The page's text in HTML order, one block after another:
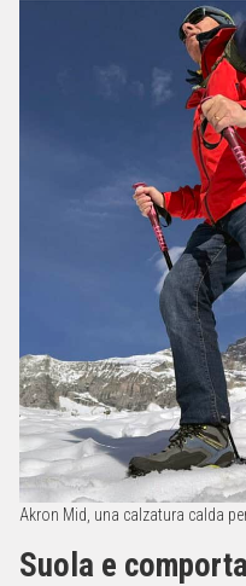
Akron Mid, una calzatura calda
Suola e